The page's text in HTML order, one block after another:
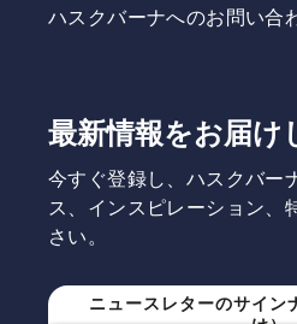
ハスクバーナへのお問い合
最新情報をお届け
今すぐ登録し、ハスクバー
ス、インスピレーション、
さい。
ニュースレターのサイン